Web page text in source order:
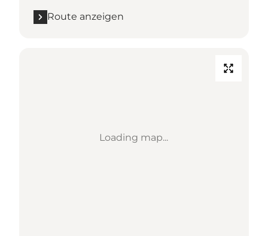
Route anzeigen
Loading map...